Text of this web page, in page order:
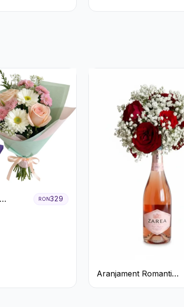
RON329
Aranjament Romantic
cu Trandafiri Roșii și